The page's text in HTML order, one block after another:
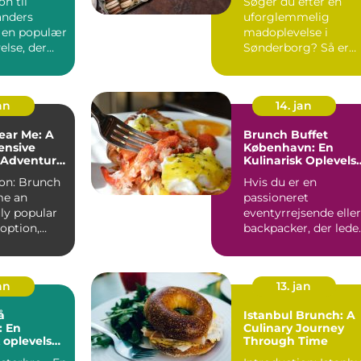
en populær
der
uforglemmelig
madoplevelse i
Sønderborg? Så er
perfekte valg for
dig!...
Me: A
an
popular
14. jan
Brunch Buffet
København: En
Kulinarisk
og Backpackere
Hvis du er en
passioneret
eventyrrejsende eller
backpacker, der
lækker m...
En
13. jan
Istanbul Brunch: A
Culinary Journey
Through Time